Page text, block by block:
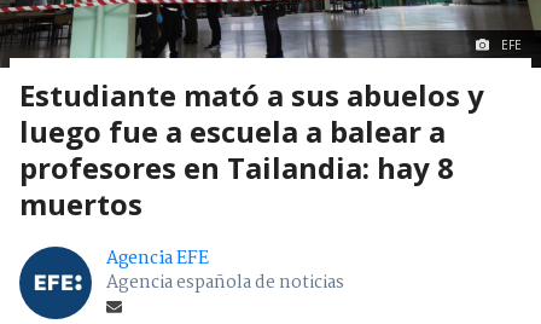
EFE
Estudiante mató a sus abuelos y
luego fue a escuela a balear a
profesores en Tailandia: hay 8
muertos
Agencia EFE
Agencia española de noticias